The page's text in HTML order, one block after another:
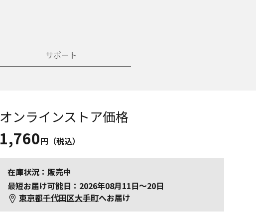
サポート
オンラインストア価格
1,760円（税込）
在庫状況：販売中
最短お届け可能日：2026年08月11日～20日
東京都千代田区大手町へお届け